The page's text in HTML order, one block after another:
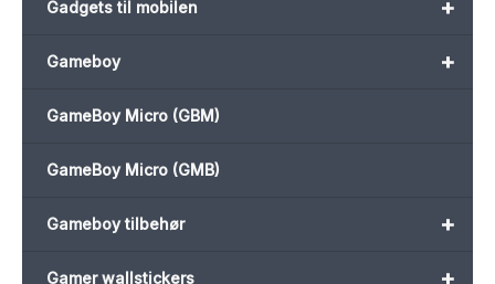
+
Gadgets til mobilen
+
Gameboy
GameBoy Micro (GBM)
GameBoy Micro (GMB)
+
Gameboy tilbehør
+
Gamer wallstickers